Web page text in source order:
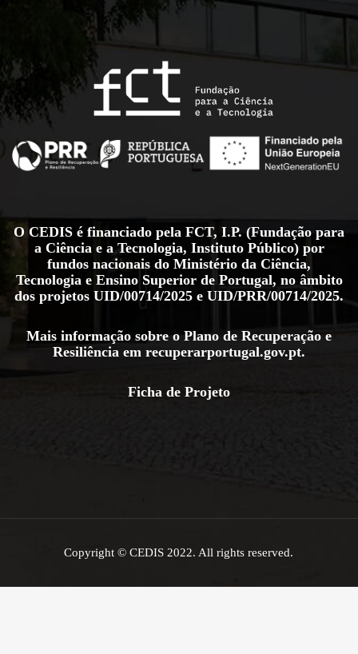
O CEDIS é financiado pela FCT, I.P. (Fundação para
a Ciência e a Tecnologia, Instituto Público) por
fundos nacionais do Ministério da Ciência,
Tecnologia e Ensino Superior de Portugal, no âmbito
dos projetos UID/00714/2025 e UID/PRR/00714/2025.
Mais informação sobre o Plano de Recuperação e
Resiliência em recuperarportugal.gov.pt.
Ficha de Projeto
Copyright © CEDIS 2022. All rights reserved.